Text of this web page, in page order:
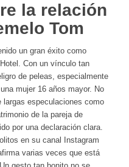
la relación
Tom
un gran éxito como
Con un vínculo tan
de peleas, especialmente
mujer 16 años mayor. No
especulaciones como
de la pareja de
por una declaración clara.
en su canal Instagram
varias veces que está